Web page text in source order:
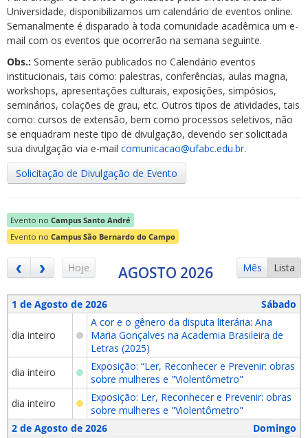
Universidade, disponibilizamos um calendário de eventos online.
Semanalmente é disparado à toda comunidade acadêmica um e-
mail com os eventos que ocorrerão na semana seguinte.
Obs.: Somente serão publicados no Calendário eventos
institucionais, tais como: palestras, conferências, aulas magna,
workshops, apresentações culturais, exposições, simpósios,
seminários, colações de grau, etc. Outros tipos de atividades, tais
como: cursos de extensão, bem como processos seletivos, não
se enquadram neste tipo de divulgação, devendo ser solicitada
sua divulgação via e-mail comunicacao@ufabc.edu.br.
Solicitação de Divulgação de Evento
Evento no Campus Santo André
Evento no Campus São Bernardo do Campo
Hoje Mês Lista
AGOSTO 2026
1 de Agosto de 2026 Sábado
dia inteiro
A cor e o gênero da disputa literária: Ana
Maria Gonçalves na Academia Brasileira de
Letras (2025)
dia inteiro
Exposição: “Ler, Reconhecer e Prevenir: obras
sobre mulheres e "Violentômetro"
dia inteiro
Exposição: Ler, Reconhecer e Prevenir: obras
sobre mulheres e "Violentômetro"
2 de Agosto de 2026
Domingo